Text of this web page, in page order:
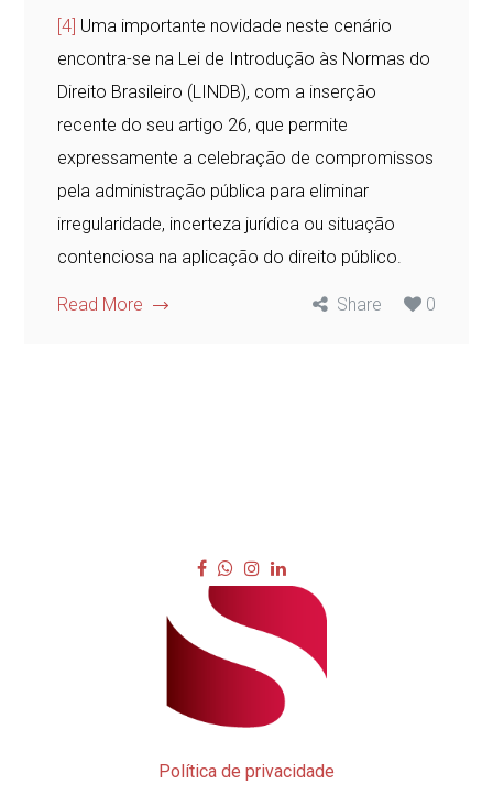
[4] Uma importante novidade neste cenário
encontra-se na Lei de Introdução às Normas do
Direito Brasileiro (LINDB), com a inserção
recente do seu artigo 26, que permite
expressamente a celebração de compromissos
pela administração pública para eliminar
irregularidade, incerteza jurídica ou situação
contenciosa na aplicação do direito público.
Read More Share 0
Política de privacidade